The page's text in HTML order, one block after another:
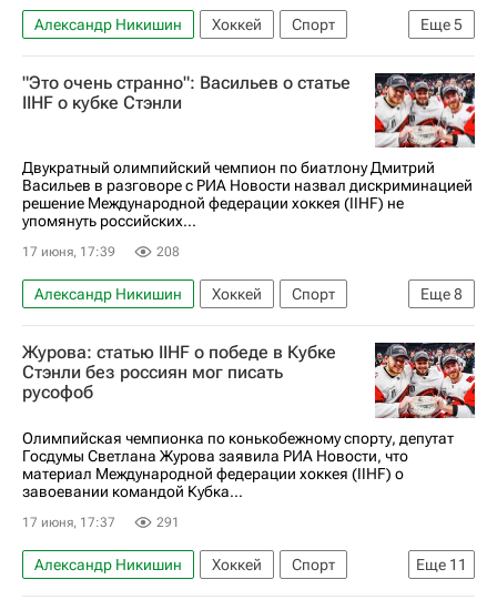
Еще5
Александр Никишин Хоккей
Спорт
Кубок Стэнли
Андрей Свечников
Вегас Голден Найтс
Каролина Харрикейнз
"Это очень странно": Васильев о статье
IIHF о кубке Стэнли
Двукратный олимпийский чемпион по биатлону Дмитрий
Васильев в разговоре с РИА Новости назвал дискриминацией
решение Международной федерации хоккея (IIHF) не
упомянуть российских...
17 июня, 17:39 208
Еще8
Александр Никишин Хоккей
Спорт
Петр Кочетков
Международная федерация хоккея (IIHF)
Кубок Стэнли
Каролина Харрикейнз
Вегас Голден Найтс
Национальная хоккейная лига (НХЛ)
Дмитрий Васильев
Журова: статью IIHF о победе в Кубке
Стэнли без россиян мог писать
русофоб
Олимпийская чемпионка по конькобежному спорту, депутат
Госдумы Светлана Журова заявила РИА Новости, что
материал Международной федерации хоккея (IIHF) о
завоевании командой Кубка...
17 июня, 17:37 291
Еще 11
Александр Никишин Хоккей
Спорт
Украина
Россия
Светлана Журова